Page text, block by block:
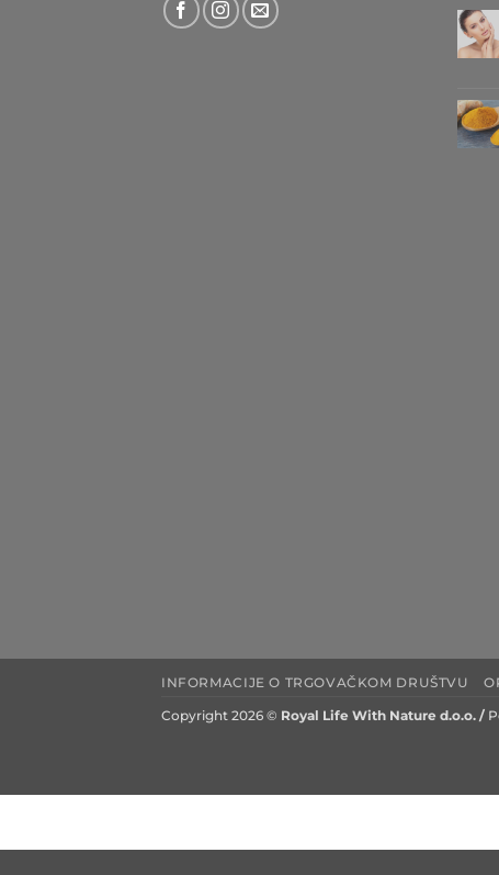
INFORMACIJE O TRGOVAČKOM DRUŠTVU
Copyright 2026 © Royal Life With Nature d.o.o. /